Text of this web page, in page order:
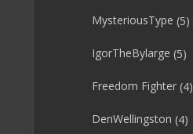
MysteriousType (5)
IgorTheBylarge (5)
Freedom Fighter (4)
DenWellingston (4)